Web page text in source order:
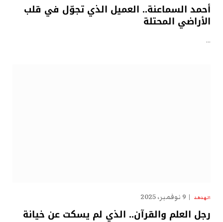
أحمد السماعنة.. العميل الذي تجوّل في قلب
الأراضي المحتلة
…
الهدهد 9 نوفمبر، 2025
رجل العلم والقرآن.. الذي لم يسكت عن خيانة